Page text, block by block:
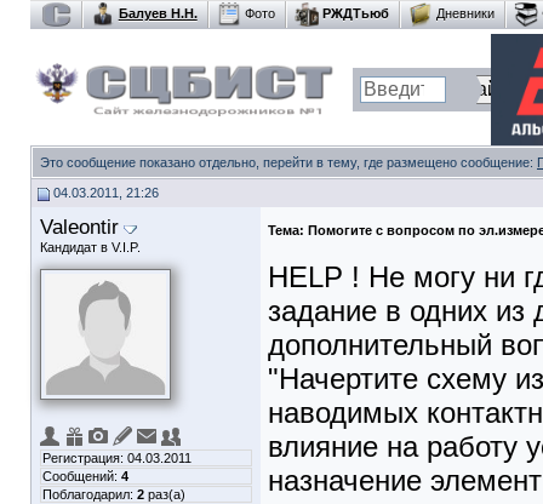
Балуев Н.Н. Фото РЖДТьюб Дневники
Это сообщение показано отдельно, перейти в тему, где размещено сообщение:
04.03.2011, 21:26
Valeontir
Кандидат в V.I.P.
Регистрация: 04.03.2011
Сообщений: 4
Поблагодарил: 2 раз(а)
Тема: Помогите с вопросом по
HELP ! Не могу ни
задание в одних из
дополнительный
"Начертите схему
наводимых
влияние на работу
назначение